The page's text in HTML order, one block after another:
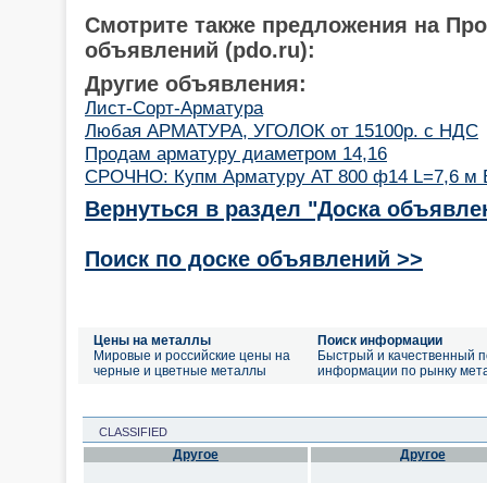
Смотрите также предложения на
объявлений (pdo.ru):
Другие объявления:
Лист-Сорт-Арматура
Любая АРМАТУРА, УГОЛОК от 15100р. с НДС
Продам арматуру диаметром 14,16
СРОЧНО: Купм Арматуру АТ 800 ф14 L=7,6 м
Вернуться в раздел "Доска
Поиск по доске объявлений >>
Цены на металлы
Мировые и российские цены на
черные и цветные металлы
Поиск информации
Быстрый и качественный
информации по рынку
CLASSIFIED
Другое Другое